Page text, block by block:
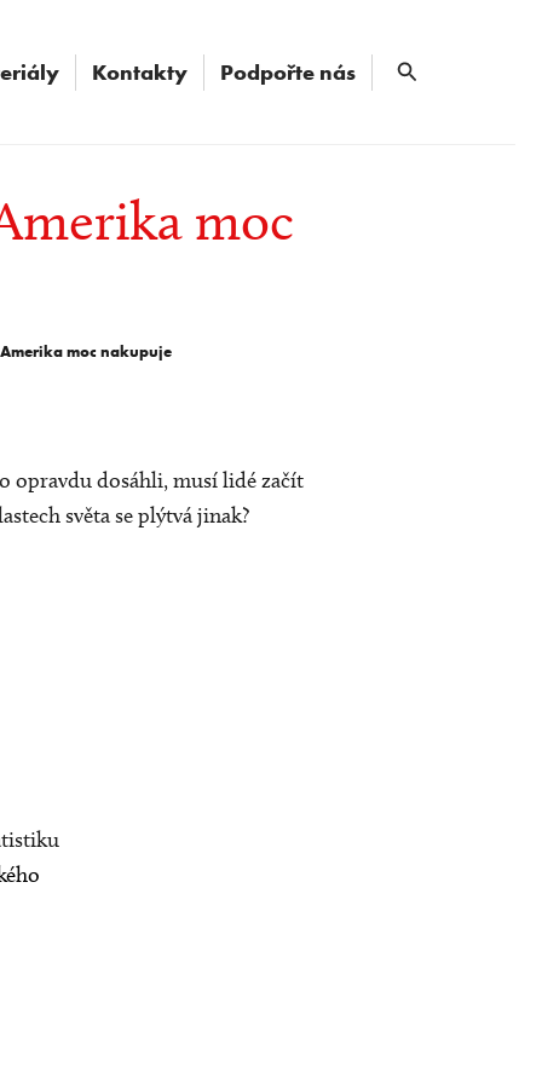
Kontakty Podpořte nás Hledat
moc
moc nakupuje
opravdu dosáhli, musí lidé začít
světa se plýtvá jinak?